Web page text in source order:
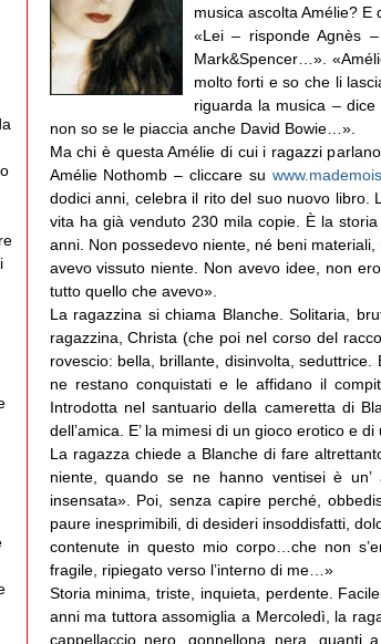
musica ascolta Amélie?
«Lei – risponde Agnès
Mark&Spencer…».
molto forti e so che li
riguarda la musica –
non so se le piaccia anche David Bowie…».
Ma chi è questa Amélie di cui i ragazzi
Amélie Nothomb – cliccare su
dodici anni, celebra il rito del suo nuovo libro.
vita ha già venduto 230 mila copie. È la
anni. Non possedevo niente, né beni
avevo vissuto niente. Non avevo idee, non
tutto quello che avevo».
La ragazzina si chiama Blanche. Solitaria,
ragazzina, Christa (che poi nel corso del
rovescio: bella, brillante, disinvolta,
ne restano conquistati e le affidano il
Introdotta nel santuario della cameretta di
dell’amica. E’ la mimesi di un gioco erotico e
La ragazza chiede a Blanche di fare
niente, quando se ne hanno ventisei è
insensata». Poi, senza capire perché,
paure inesprimibili, di desideri insoddisfatti,
contenute in questo mio corpo…che non
fragile, ripiegato verso l’interno di me…»
Storia minima, triste, inquieta, perdente.
anni ma tuttora assomiglia a Mercoledì, la
cappellaccio nero, gonnellona nera,